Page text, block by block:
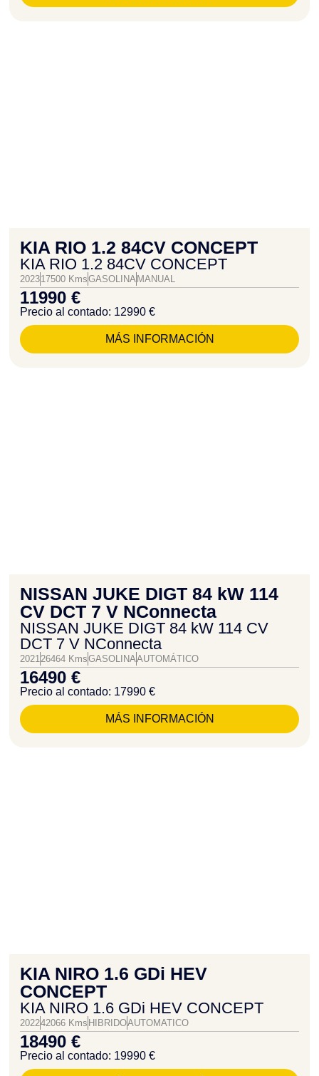
KIA RIO 1.2 84CV CONCEPT
KIA RIO 1.2 84CV CONCEPT
202317500 KmsGASOLINA MANUAL
11990 €
Precio al contado: 12990 €
MÁS INFORMACIÓN
NISSAN JUKE DIGT 84 kW 114
CV DCT 7 V NConnecta
NISSAN JUKE DIGT 84 kW 114 CV
DCT 7 V NConnecta
202126464 KmsGASOLINAAUTOMÁTICO
16490 €
Precio al contado: 17990 €
MÁS INFORMACIÓN
KIA NIRO 1.6 GDi HEV
CONCEPT
KIA NIRO 1.6 GDi HEV CONCEPT
202242066 Kms HIBRIDOAUTOMATICO
18490 €
Precio al contado: 19990 €